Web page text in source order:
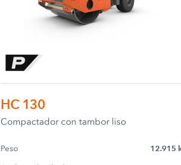
HC 130
Compactador con tambor liso
Peso 12.915